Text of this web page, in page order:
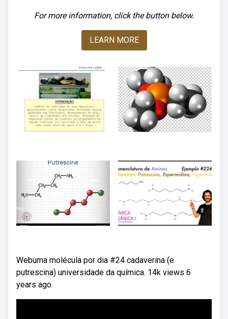
For more information, click the button below.
LEARN MORE
Webuma molécula por dia #24 cadaverina (e
putrescina) universidade da química. 14k views 6
years ago.